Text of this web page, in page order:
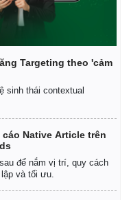
sự - Quốc phòng
khí
Nam
tích
Targeting theo 'cảm
sinh thái contextual
Native Article trên
để nắm vị trí, quy cách
và tối ưu.